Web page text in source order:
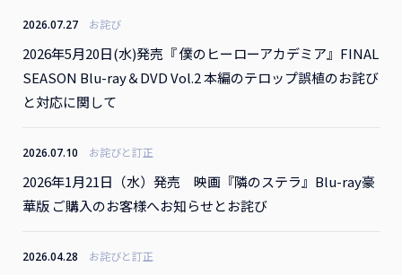
2026.07.27 お詫び
2026年5月20日(水)発売『 僕のヒーローアカデミア』FINAL
SEASON Blu-ray＆DVD Vol.2 本編のテロップ誤植のお詫び
と対応に関して
2026.07.10 お詫びと訂正
2026年1月21日（水）発売 映画『隣のステラ』Blu-ray豪
華版 ご購入のお客様へお知らせとお詫び
2026.04.28 お詫びと訂正